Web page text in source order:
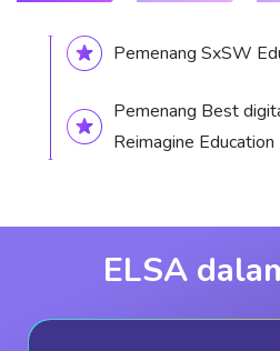
Pemenang SxSW
Pemenang Best
Reimagine Education
ELSA